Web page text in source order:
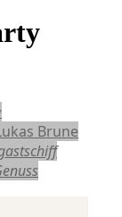
Brune